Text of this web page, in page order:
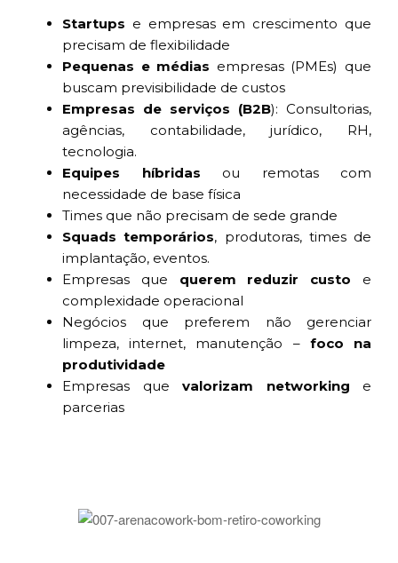
Startups e empresas em crescimento que
precisam de flexibilidade
Pequenas e médias empresas (PMEs) que
buscam previsibilidade de custos
Empresas de serviços (B2B): Consultorias,
agências, contabilidade, jurídico, RH,
tecnologia.
Equipes híbridas ou remotas com
necessidade de base física
Times que não precisam de sede grande
Squads temporários, produtoras, times de
implantação, eventos.
Empresas que querem reduzir custo e
complexidade operacional
Negócios que preferem não gerenciar
limpeza, internet, manutenção – foco na
produtividade
Empresas que valorizam networking e
parcerias